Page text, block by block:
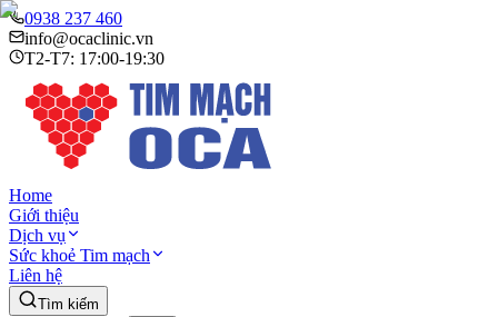
0938 237 460
info@ocaclinic.vn
T2-T7: 17:00-19:30
Home
Giới thiệu
Dịch vụ
Sức khoẻ Tim mạch
Liên hệ
Tìm kiếm